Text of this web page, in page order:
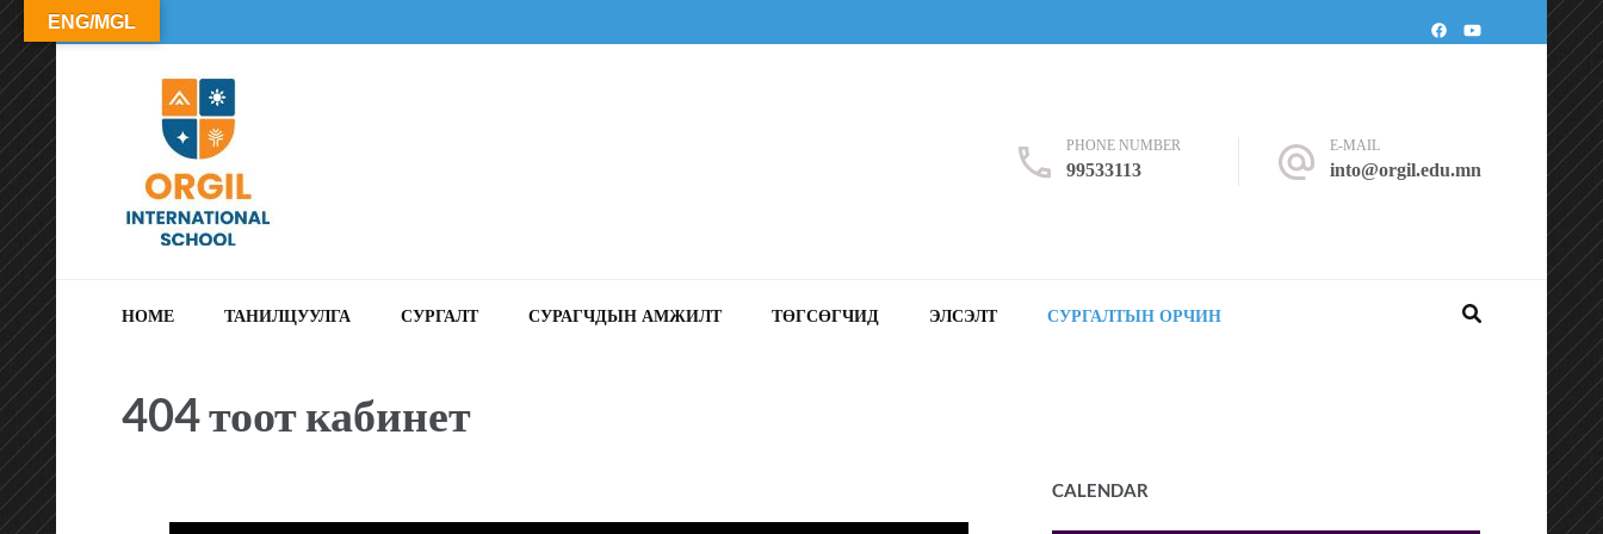
PHONE NUMBER
99533113
E-MAIL
into@orgil.edu.mn
HOME ТАНИЛЦУУЛГА СУРГАЛТ СУРАГЧДЫН АМЖИЛТ ТӨГСӨГЧИД ЭЛСЭЛТ СУРГАЛТЫН ОРЧИН
404 тоот кабинет
CALENDAR
ENG/MGL